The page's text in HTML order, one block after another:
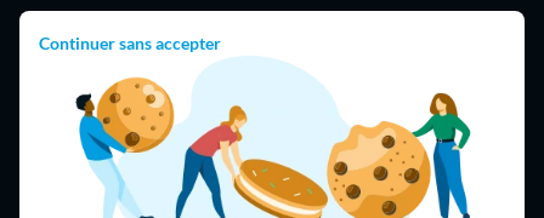
Continuer sans accepter Hello !
09 75 18 60 60
(8h-21h)
75018 Paris